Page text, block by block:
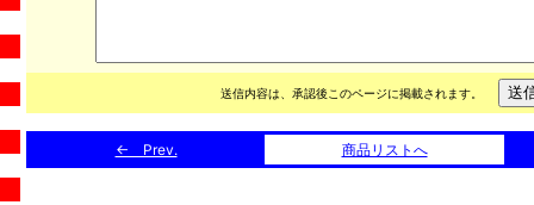
送信内容は、承認後このページに掲載されます。
← Prev. 商品リストへ